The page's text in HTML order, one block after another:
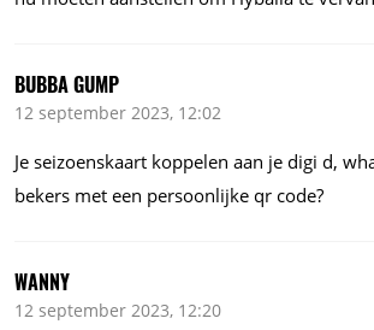
BUBBA GUMP
12 september 2023, 12:02
Je seizoenskaart koppelen aan je digi d,
bekers met een persoonlijke qr code?
WANNY
12 september 2023, 12:20